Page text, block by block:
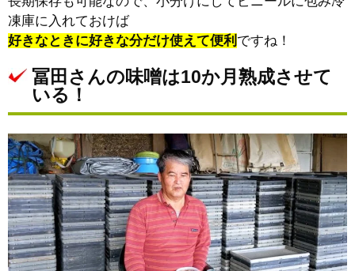
凍庫に入れておけば
好きなときに好きな分だけ使えて便利 ですね！
冨田さんの味噌は10か月熟成させて
いる！